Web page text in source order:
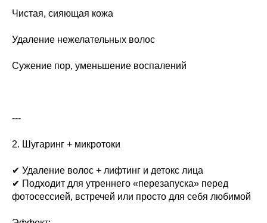
Чистая, сияющая кожа
Удаление нежелательных волос
Сужение пор, уменьшение воспалений
---
2. Шугаринг + микротоки
✔ Удаление волос + лифтинг и детокс лица
✔ Подходит для утреннего «перезапуска» перед
фотосессией, встречей или просто для себя любимой